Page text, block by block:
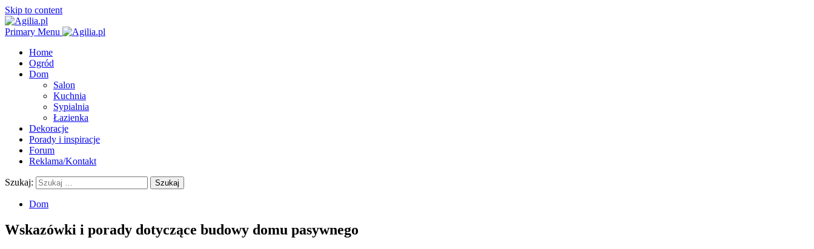
Skip to content
Primary Menu
Home
Ogród
Dom
Salon
Kuchnia
Sypialnia
Łazienka
Dekoracje
Porady i inspiracje
Forum
Reklama/Kontakt
Szukaj:
Dom
Wskazówki i porady dotyczące budowy domu pasywnego